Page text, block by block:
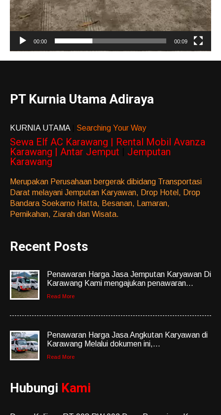
00:00 00:09
PT Kurnia Utama Adiraya
KURNIA UTAMA Searching Your Way
Sewa Elf AC Karawang | Rental Mobil Avanza
Karawang | Antar Jemput
Jemputan
Karawang
Merupakan Perusahaan bergerak dibidang Transportasi
Darat melayani Jemputan Karyawan, Drop Hotel, Drop
Bandara Soekarno Hatta, Besanan, Lamaran,
Pernikahan, Ziarah dan Wisata.
Recent Posts
Penawaran Harga Jasa Jemputan Karyawan Di
Karawang Kami mengajukan penawaran...
Read More
Penawaran Harga Jasa Angkutan Karyawan di
Karawang Melalui dokumen ini,...
Read More
Hubungi Kami